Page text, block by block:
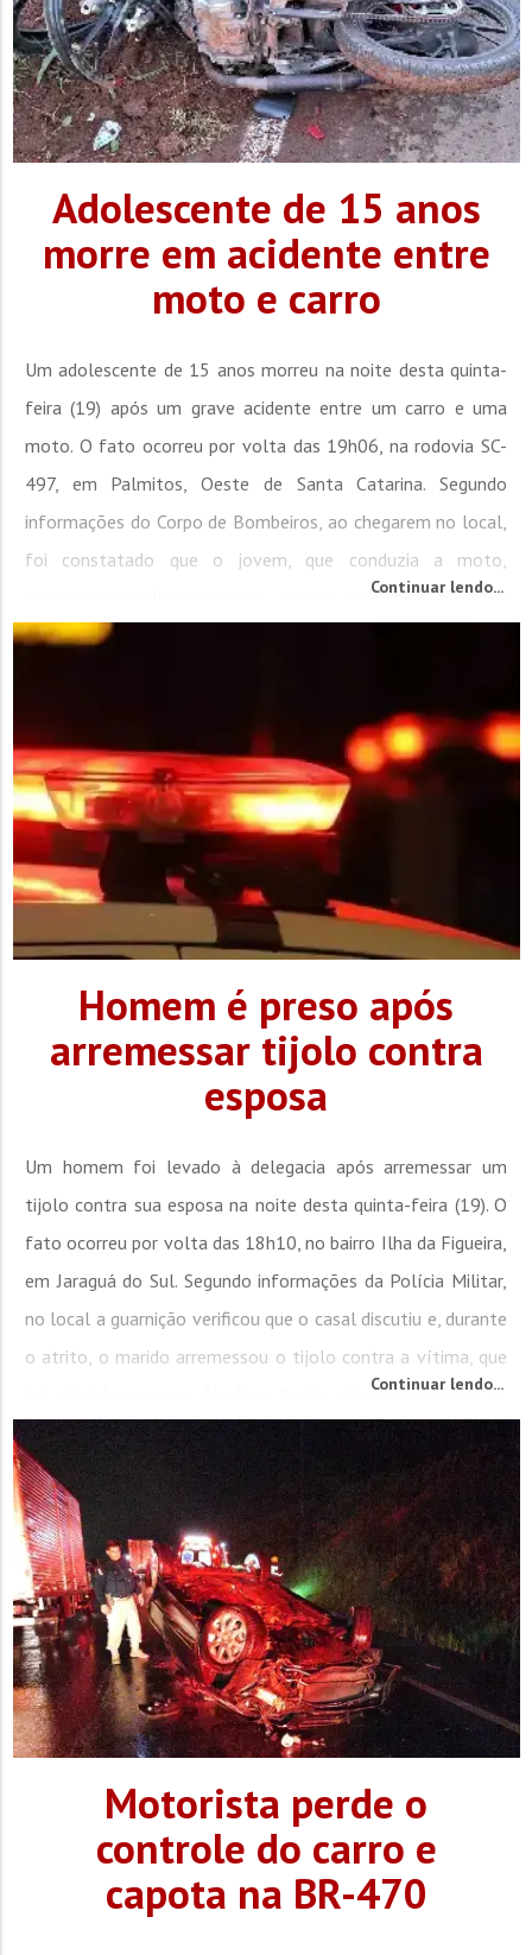
Adolescente de 15 anos
morre em acidente entre
moto e carro
Um adolescente de 15 anos morreu na noite desta quinta-
feira (19) após um grave acidente entre um carro e uma
moto. O fato ocorreu por volta das 19h06, na rodovia SC-
497, em Palmitos, Oeste de Santa Catarina. Segundo
informações do Corpo de Bombeiros, ao chegarem no local,
foi constatado que o jovem, que conduzia a moto,
apresentava politraumatismo, pupilas midriáticas e rigidez
cadavérica, levando à constatação do óbito ainda no local. A
Continuar lendo...
Homem é preso após
arremessar tijolo contra
esposa
Um homem foi levado à delegacia após arremessar um
tijolo contra sua esposa na noite desta quinta-feira (19). O
fato ocorreu por volta das 18h10, no bairro Ilha da Figueira,
em Jaraguá do Sul. Segundo informações da Polícia Militar,
no local a guarnição verificou que o casal discutiu e, durante
o atrito, o marido arremessou o tijolo contra a vítima, que
foi atingida na perna. Ela ficou ferida e foi encaminhada ao
Pronto-Socorro...
Continuar lendo...
Motorista perde o
controle do carro e
capota na BR-470